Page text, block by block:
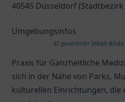
40545 Düsseldorf (Stadtbezirk
Umgebungsinfos
KI generierter Inhalt
Praxis für Ganzheitliche
sich in der Nähe von Parks,
kulturellen Einrichtungen, die